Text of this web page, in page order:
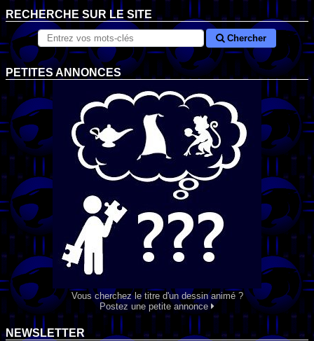
RECHERCHE SUR LE SITE
Chercher
PETITES ANNONCES
Vous cherchez le titre d'un dessin animé ?
Postez une petite annonce
NEWSLETTER